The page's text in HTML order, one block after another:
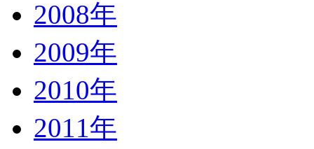
2008年
2009年
2010年
2011年